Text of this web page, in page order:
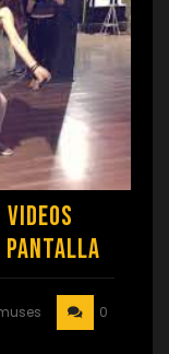
Pantalla
0